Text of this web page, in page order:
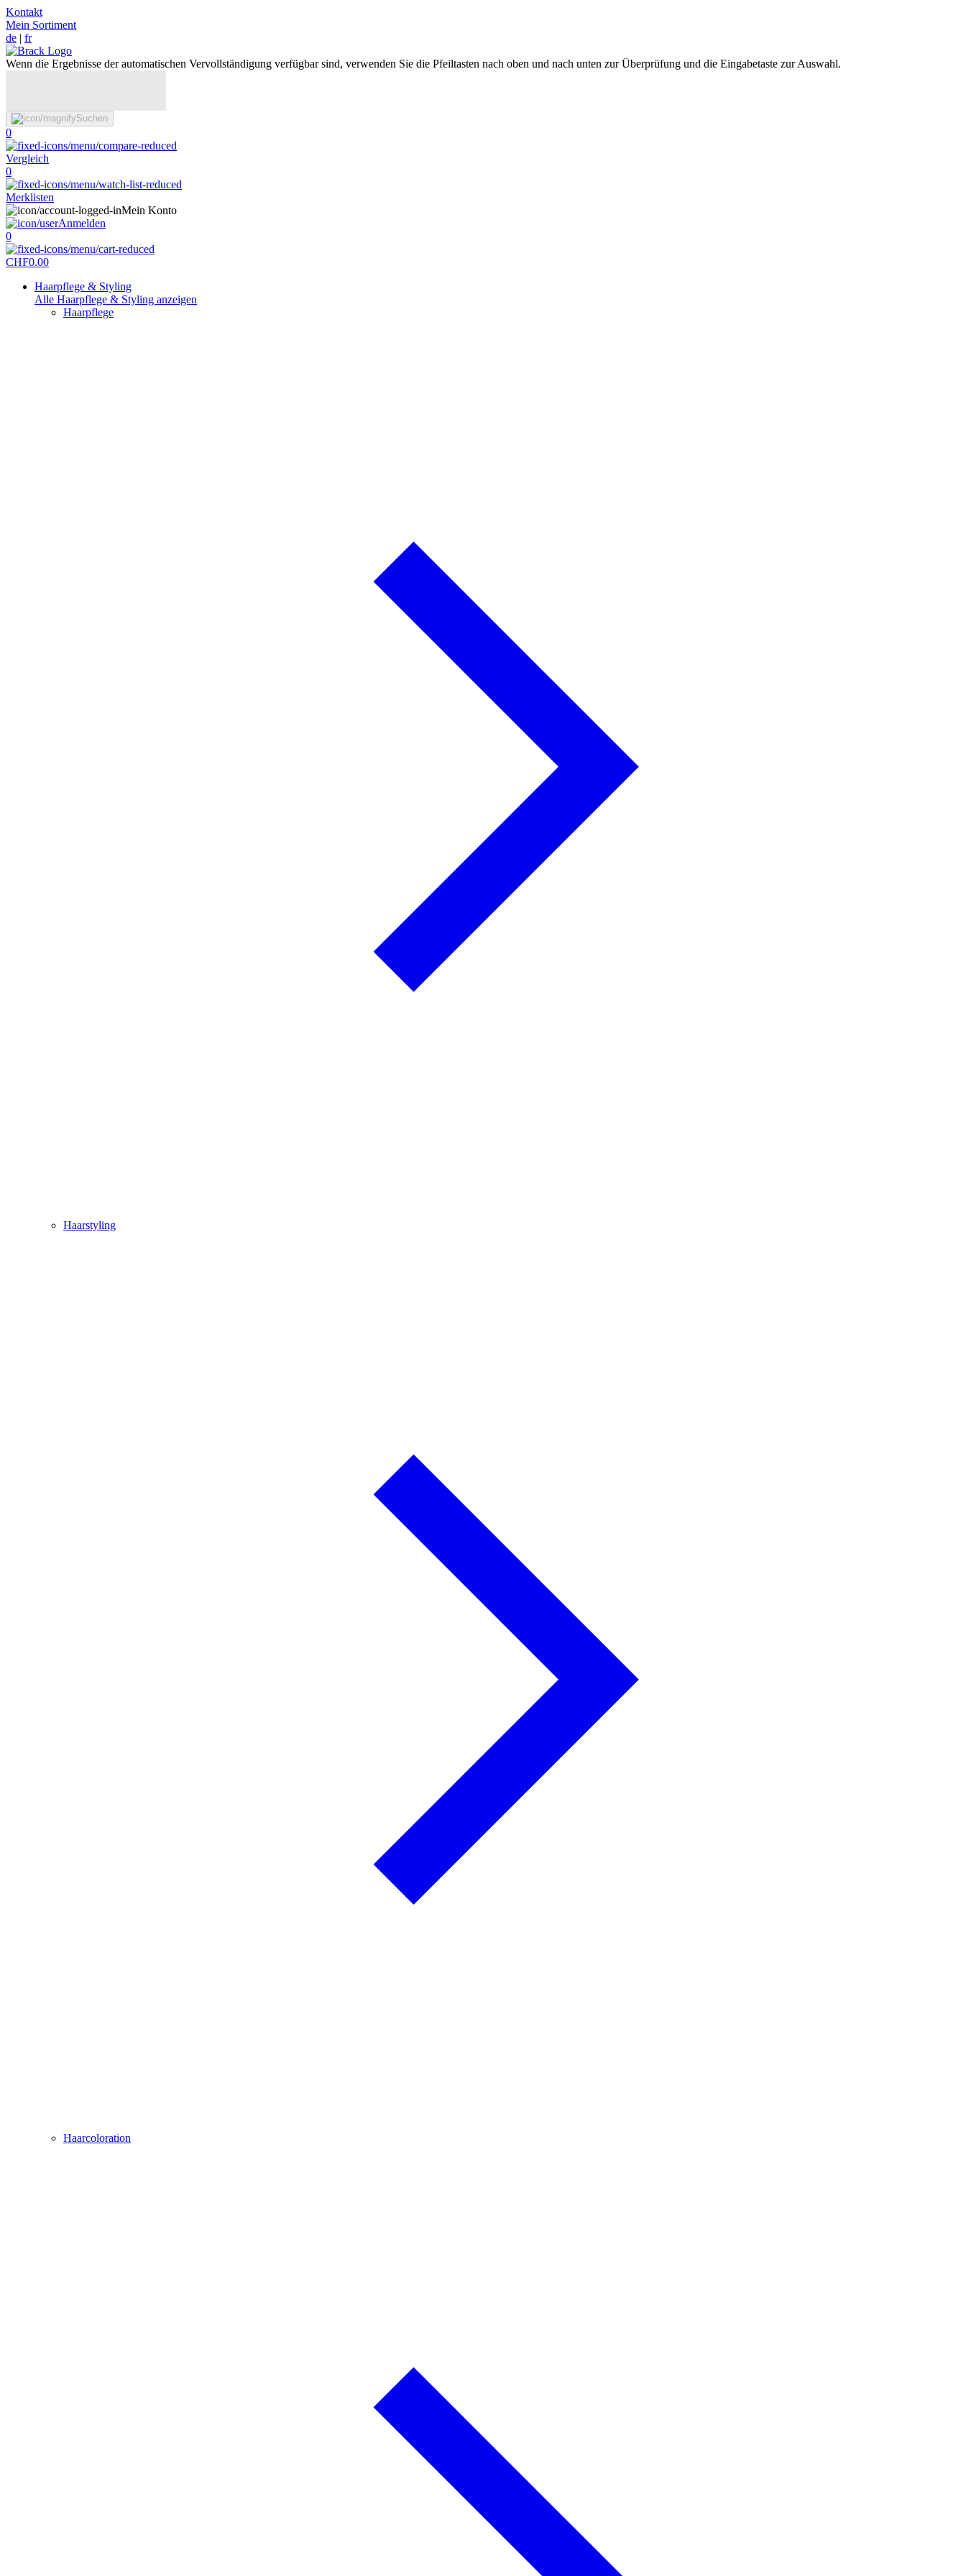
Kontakt
Mein Sortiment
de | fr
Wenn die Ergebnisse der automatischen Vervollständigung verfügbar sind, verwenden Sie die Pfeiltasten nach oben und nach unten zur Überprüfung und die Eingabetaste zur Auswahl.
Suchen
0
Vergleich
0
Merklisten
Mein Konto
Anmelden
0
CHF0.00
Haarpflege & Styling
Alle Haarpflege & Styling anzeigen
Haarpflege
Haarstyling
Haarcoloration